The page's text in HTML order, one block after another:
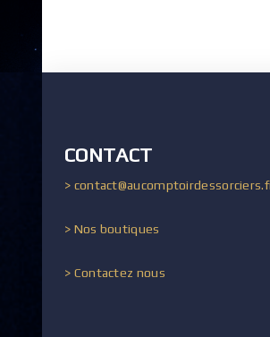
CONTACT
>
> Nos boutiques
> Contactez nous